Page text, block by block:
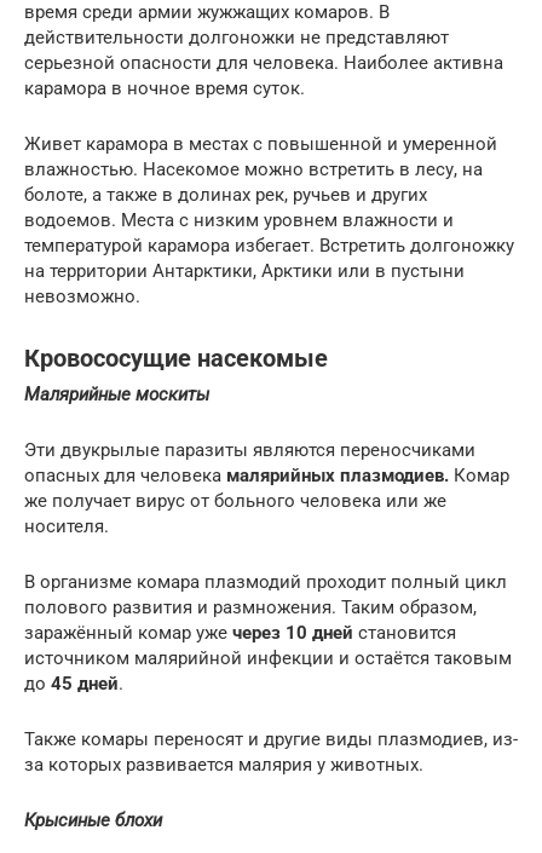
время среди армии жужжащих комаров. В
действительности долгоножки не представляют
серьезной опасности для человека. Наиболее активна
карамора в ночное время суток.
Живет карамора в местах с повышенной и умеренной
влажностью. Насекомое можно встретить в лесу, на
болоте, а также в долинах рек, ручьев и других
водоемов. Места с низким уровнем влажности и
температурой карамора избегает. Встретить долгоножку
на территории Антарктики, Арктики или в пустыни
невозможно.
Кровососущие насекомые
Малярийные москиты
Эти двукрылые паразиты являются переносчиками
опасных для человека малярийных плазмодиев. Комар
же получает вирус от больного человека или же
носителя.
В организме комара плазмодий проходит полный цикл
полового развития и размножения. Таким образом,
заражённый комар уже через 10 дней становится
источником малярийной инфекции и остаётся таковым
до 45 дней.
Также комары переносят и другие виды плазмодиев, из-
за которых развивается малярия у животных.
Крысиные блохи